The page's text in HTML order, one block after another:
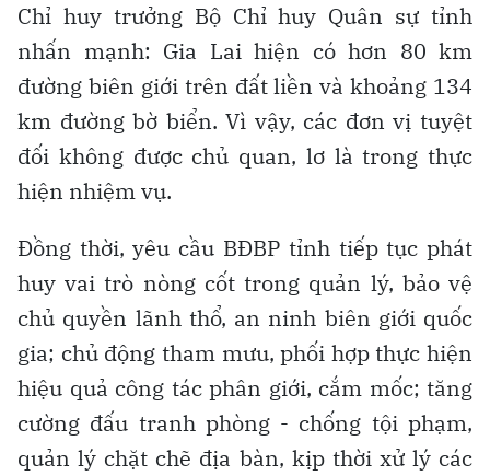
Chỉ huy trưởng Bộ Chỉ huy Quân sự tỉnh
nhấn mạnh: Gia Lai hiện có hơn 80 km
đường biên giới trên đất liền và khoảng 134
km đường bờ biển. Vì vậy, các đơn vị tuyệt
đối không được chủ quan, lơ là trong thực
hiện nhiệm vụ.
Đồng thời, yêu cầu BĐBP tỉnh tiếp tục phát
huy vai trò nòng cốt trong quản lý, bảo vệ
chủ quyền lãnh thổ, an ninh biên giới quốc
gia; chủ động tham mưu, phối hợp thực hiện
hiệu quả công tác phân giới, cắm mốc; tăng
cường đấu tranh phòng - chống tội phạm,
quản lý chặt chẽ địa bàn, kịp thời xử lý các